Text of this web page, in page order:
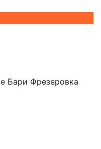
Бари Фрезеровка